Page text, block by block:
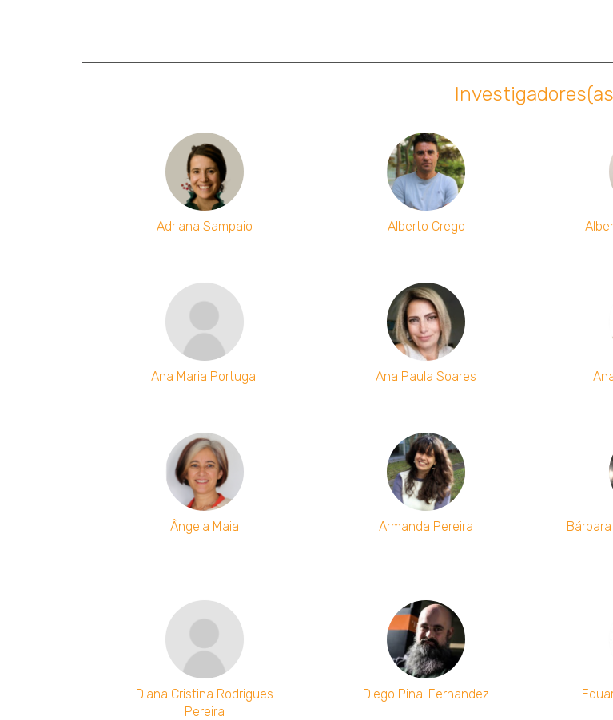
Adriana Sampaio Alberto Crego
Ana Maria Portugal Ana Paula Soares
Ângela Maia Armanda Pereira
Diana Cristina Rodrigues
Pereira
Diego Pinal Fernandez